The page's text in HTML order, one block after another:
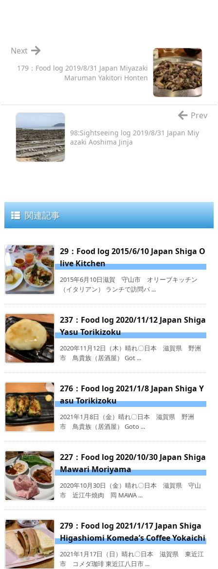
179：Food log 2019/8/31 Japan Miyazaki
Maruman Yakitori Honten
Next
98:Sightseeing log 2019/8/31 Japan Miy
azaki Aoshima Jinja
Prev
関連記事
29：Food log 2015/6/10 Japan Shiga O
live Kitchen
2015年6月10日滋賀 守山市 オリーブキッチン
（イタリアン） ランチで訪問パ ...
237：Food log 2020/11/12 Japan Shiga
Yasu Torikizoku
2020年11月12日（木）晴れ〇日本 滋賀県 野洲
市 鳥貴族（居酒屋） Got ...
276：Food log 2021/1/8 Japan Shiga Y
asu Torikizoku
2021年1月8日（金）晴れ〇日本 滋賀県 野洲
市 鳥貴族（居酒屋） Goto ...
227：Food log 2020/10/30 Japan Shiga
Mawari Moriyama
2020年10月30日（金）晴れ〇日本 滋賀県 守山
市 近江牛焼肉 囘 MAWA ...
279：Food log 2021/1/17 Japan Shiga
Higashiomi Komeda’s Coffee Yokaichi
2021年1月17日（日）晴れ〇日本 滋賀県 東近江
市 コメダ珈琲 東近江八日市 ...